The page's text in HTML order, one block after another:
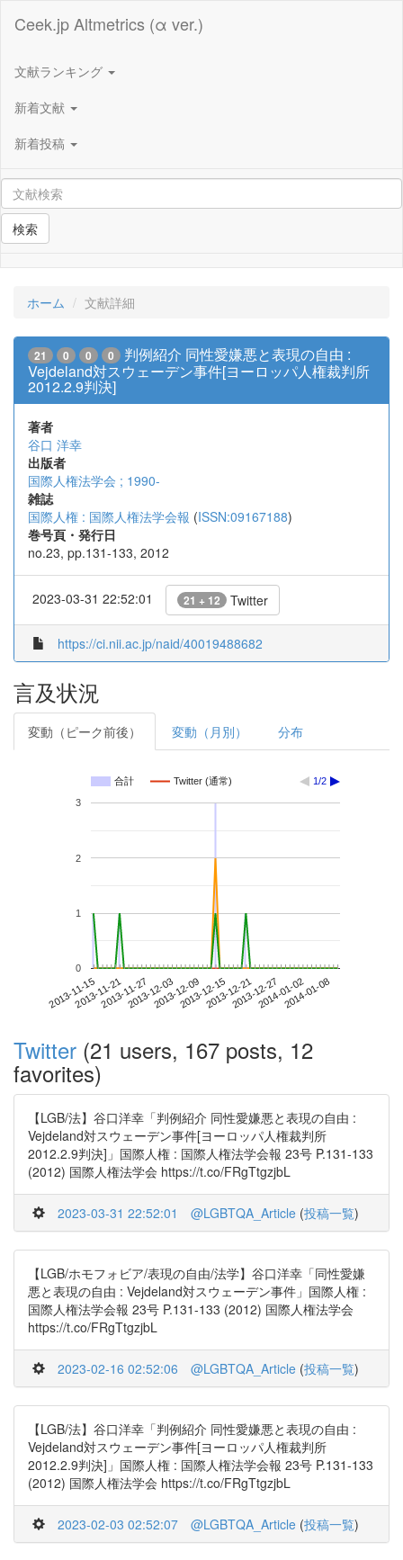
Ceek.jp Altmetrics (α ver.)
文献ランキング
新着文献
新着投稿
検索
ホーム 文献詳細
21 0 0 0
判例紹介 同性愛嫌悪と表現の自由 :
Vejdeland対スウェーデン事件[ヨーロッパ人権裁判所
2012.2.9判決]
著者
谷口 洋幸
出版者
国際人権法学会 ; 1990-
雑誌
国際人権 : 国際人権法学会報 (ISSN:09167188)
巻号頁・発行日
no.23, pp.131-133, 2012
2023-03-31 22:52:01 21 + 12 Twitter
https://ci.nii.ac.jp/naid/40019488682
言及状況
変動（ピーク前後） 変動（月別） 分布
合計 Twitter (通常) 1/2
2013-11-152013-11-212013-11-272013-12-032013-12-092013-12-152013-12-212013-12-272014-01-022014-01-08
0
1
2
3
Twitter (21 users, 167 posts, 12
favorites)
【LGB/法】谷口洋幸「判例紹介 同性愛嫌悪と表現の自由 :
Vejdeland対スウェーデン事件[ヨーロッパ人権裁判所
2012.2.9判決]」国際人権 : 国際人権法学会報 23号 P.131-133
(2012) 国際人権法学会 https://t.co/FRgTtgzjbL
2023-03-31 22:52:01 @LGBTQA_Article (投稿一覧)
【LGB/ホモフォビア/表現の自由/法学】谷口洋幸「同性愛嫌
悪と表現の自由 : Vejdeland対スウェーデン事件」国際人権 :
国際人権法学会報 23号 P.131-133 (2012) 国際人権法学会
https://t.co/FRgTtgzjbL
2023-02-16 02:52:06 @LGBTQA_Article (投稿一覧)
【LGB/法】谷口洋幸「判例紹介 同性愛嫌悪と表現の自由 :
Vejdeland対スウェーデン事件[ヨーロッパ人権裁判所
2012.2.9判決]」国際人権 : 国際人権法学会報 23号 P.131-133
(2012) 国際人権法学会 https://t.co/FRgTtgzjbL
2023-02-03 02:52:07 @LGBTQA_Article (投稿一覧)